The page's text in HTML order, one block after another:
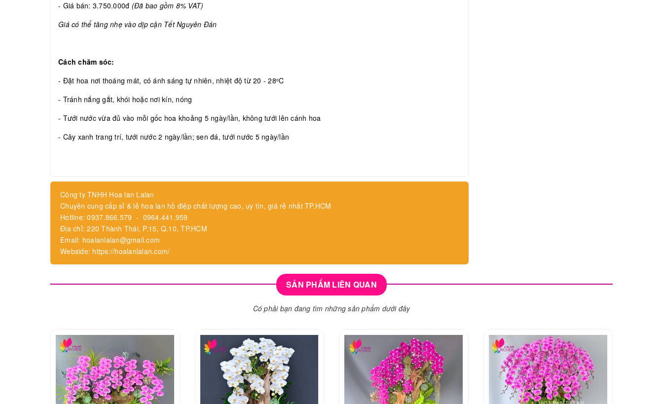
- Giá bán: 3.750.000đ (Đã bao gồm 8% VAT)
Giá có thể tăng nhẹ vào dịp cận Tết Nguyên Đán
Cách chăm sóc:
- Đặt hoa nơi thoáng mát, có ánh sáng tự nhiên, nhiệt độ từ 20 - 28oC
- Tránh nắng gắt, khói hoặc nơi kín, nóng
- Tưới nước vừa đủ vào mỗi gốc hoa khoảng 5 ngày/lần, không tưới lên cánh hoa
- Cây xanh trang trí, tưới nước 2 ngày/lần; sen đá, tưới nước 5 ngày/lần
Công ty TNHH Hoa lan Lalan
Chuyên cung cấp sỉ & lẻ hoa lan hồ điệp chất lượng cao, uy tín, giá rẻ nhất TP.HCM
Hotline: 0937.866.579 - 0964.441.959
Địa chỉ: 220 Thành Thái, P.15, Q.10, TP.HCM
Email: hoalanlalan@gmail.com
Webside: https://hoalanlalan.com/
SẢN PHẨM LIÊN QUAN
Có phải bạn đang tìm những sản phẩm dưới đây